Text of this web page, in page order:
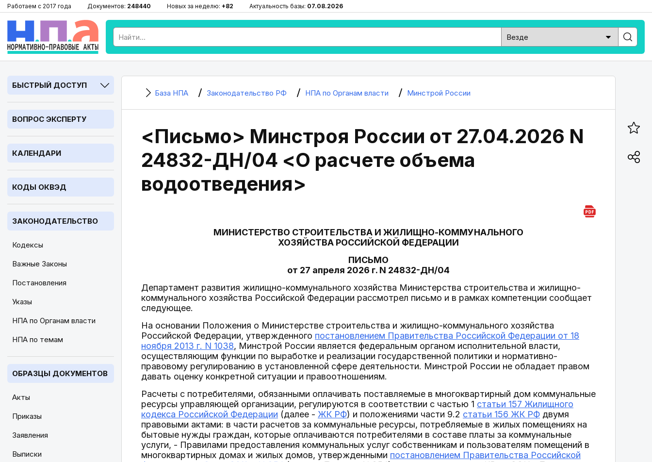
Работаем с 2017 года Документов: 248440 Новых за неделю: +82 Актуальность базы: 07.08.2026
БЫСТРЫЙ ДОСТУП
ВОПРОС ЭКСПЕРТУ
КАЛЕНДАРИ
КОДЫ ОКВЭД
ЗАКОНОДАТЕЛЬСТВО
Кодексы
Важные Законы
Постановления
Указы
НПА по Органам власти
НПА по темам
ОБРАЗЦЫ ДОКУМЕНТОВ
Акты
Приказы
Заявления
Выписки
База НПА Законодательство РФ НПА по Органам власти Минстрой России
<Письмо> Минстроя России от 27.04.2026 N
24832-ДН/04 <О расчете объема
водоотведения>
МИНИСТЕРСТВО СТРОИТЕЛЬСТВА И ЖИЛИЩНО-КОММУНАЛЬНОГО
ХОЗЯЙСТВА РОССИЙСКОЙ ФЕДЕРАЦИИ
ПИСЬМО
от 27 апреля 2026 г. N 24832-ДН/04
Департамент развития жилищно-коммунального хозяйства Министерства строительства и жилищно-
коммунального хозяйства Российской Федерации рассмотрел письмо и в рамках компетенции сообщает
следующее.
На основании Положения о Министерстве строительства и жилищно-коммунального хозяйства
Российской Федерации, утвержденного постановлением Правительства Российской Федерации от 18
ноября 2013 г. N 1038, Минстрой России является федеральным органом исполнительной власти,
осуществляющим функции по выработке и реализации государственной политики и нормативно-
правовому регулированию в установленной сфере деятельности. Минстрой России не обладает правом
давать оценку конкретной ситуации и правоотношениям.
Расчеты с потребителями, обязанными оплачивать поставляемые в многоквартирный дом коммунальные
ресурсы управляющей организации, регулируются в соответствии с частью 1 статьи 157 Жилищного
кодекса Российской Федерации (далее - ЖК РФ) и положениями части 9.2 статьи 156 ЖК РФ двумя
правовыми актами: в части расчетов за коммунальные ресурсы, потребляемые в жилых помещениях на
бытовые нужды граждан, которые оплачиваются потребителями в составе платы за коммунальные
услуги, - Правилами предоставления коммунальных услуг собственникам и пользователям помещений в
многоквартирных домах и жилых домов, утвержденными постановлением Правительства Российской